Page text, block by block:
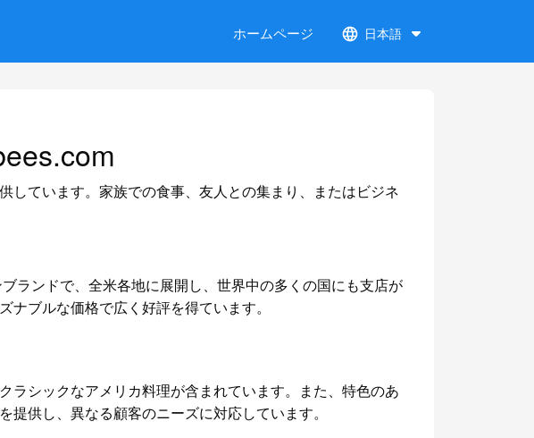
ホームページ 日本語
しています。家族での食事、友人との集まり、またはビジネ
ランドで、全米各地に展開し、世界中の多くの国にも支店が
ブルな価格で広く好評を得ています。
ラシックなアメリカ料理が含まれています。また、特色のあ
供し、異なる顧客のニーズに対応しています。